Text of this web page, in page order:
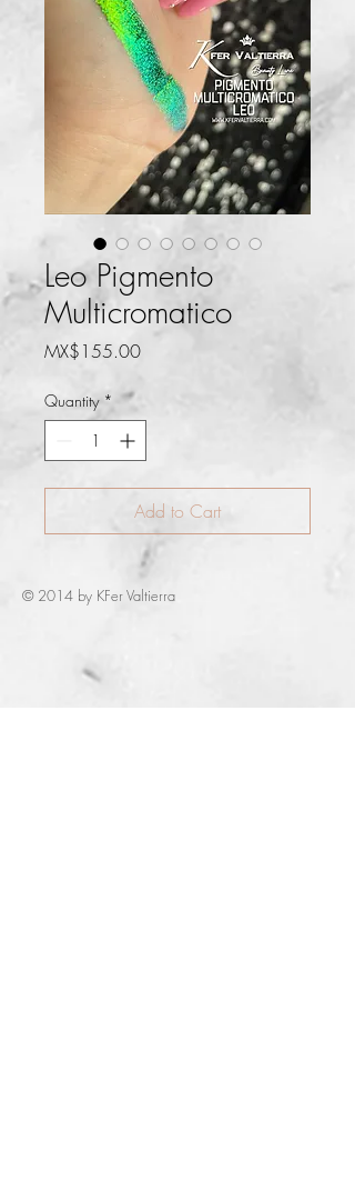
Leo Pigmento
Multicromatico
MX$155.00Price
Quantity *
Add to Cart
© 2014 by KFer Valtierra